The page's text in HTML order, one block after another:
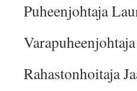
Puheenjohtaja
Rahastonhoitaja